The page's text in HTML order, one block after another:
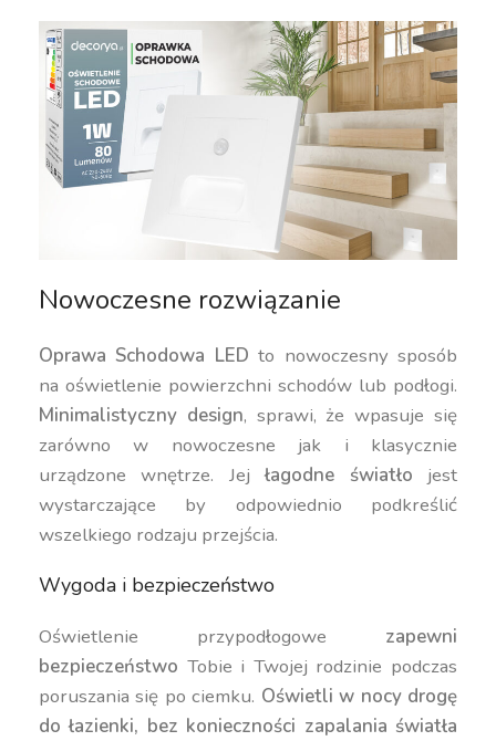
Nowoczesne rozwiązanie
Oprawa Schodowa LED to nowoczesny sposób
na oświetlenie powierzchni schodów lub podłogi.
Minimalistyczny design, sprawi, że wpasuje się
zarówno w nowoczesne jak i klasycznie
urządzone wnętrze. Jejłagodne światło jest
wystarczające by odpowiednio podkreślić
wszelkiego rodzaju przejścia.
Wygoda i bezpieczeństwo
Oświetlenie przypodłogowe zapewni
bezpieczeństwo Tobie i Twojej rodzinie podczas
poruszania się po ciemku. Oświetli w nocy drogę
do łazienki, bez konieczności zapalania światła